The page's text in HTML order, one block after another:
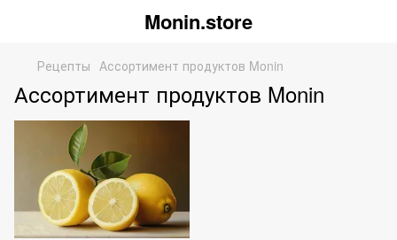
Monin.store
Рецепты Ассортимент продуктов Monin
Ассортимент продуктов Monin